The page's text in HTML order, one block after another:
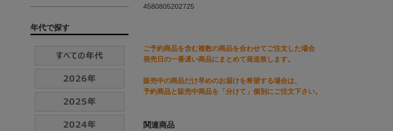
4580805202725
ご予約商品を含む複数の商品を合わせてご注文した場合
発売日の一番遅い商品にまとめて発送致します。
販売中の商品だけ早めのお届けを希望する場合は、
予約商品と販売中商品を「分けて」個別にご注文下さい。
関連商品
年代で探す